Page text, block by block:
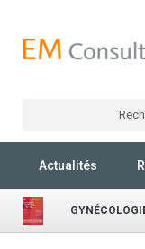
Actualités